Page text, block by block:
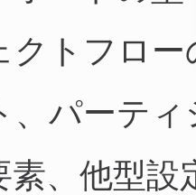
クトフロー
、パーティ
素、他型設